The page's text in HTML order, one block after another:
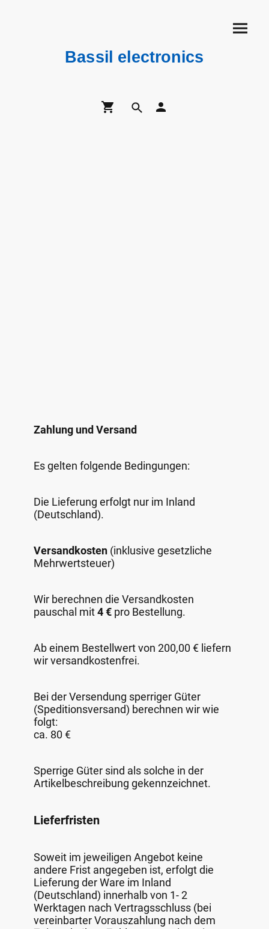
Bassil electronics
Zahlung und Versand
Es gelten folgende Bedingungen:
Die Lieferung erfolgt nur im Inland
(Deutschland).
Versandkosten (inklusive gesetzliche
Mehrwertsteuer)
Wir berechnen die Versandkosten
pauschal mit4 € pro Bestellung.
Ab einem Bestellwert von 200,00 € liefern
wir versandkostenfrei.
Bei der Versendung sperriger Güter
(Speditionsversand) berechnen wir wie
folgt:
ca. 80 €
Sperrige Güter sind als solche in der
Artikelbeschreibung gekennzeichnet.
Lieferfristen
Soweit im jeweiligen Angebot keine
andere Frist angegeben ist, erfolgt die
Lieferung der Ware im Inland
(Deutschland) innerhalb von 1- 2
Werktagen nach Vertragsschluss (bei
vereinbarter Vorauszahlung nach dem